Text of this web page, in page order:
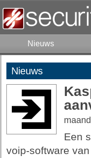
Nieuws
Nieuws
Een
voip-software